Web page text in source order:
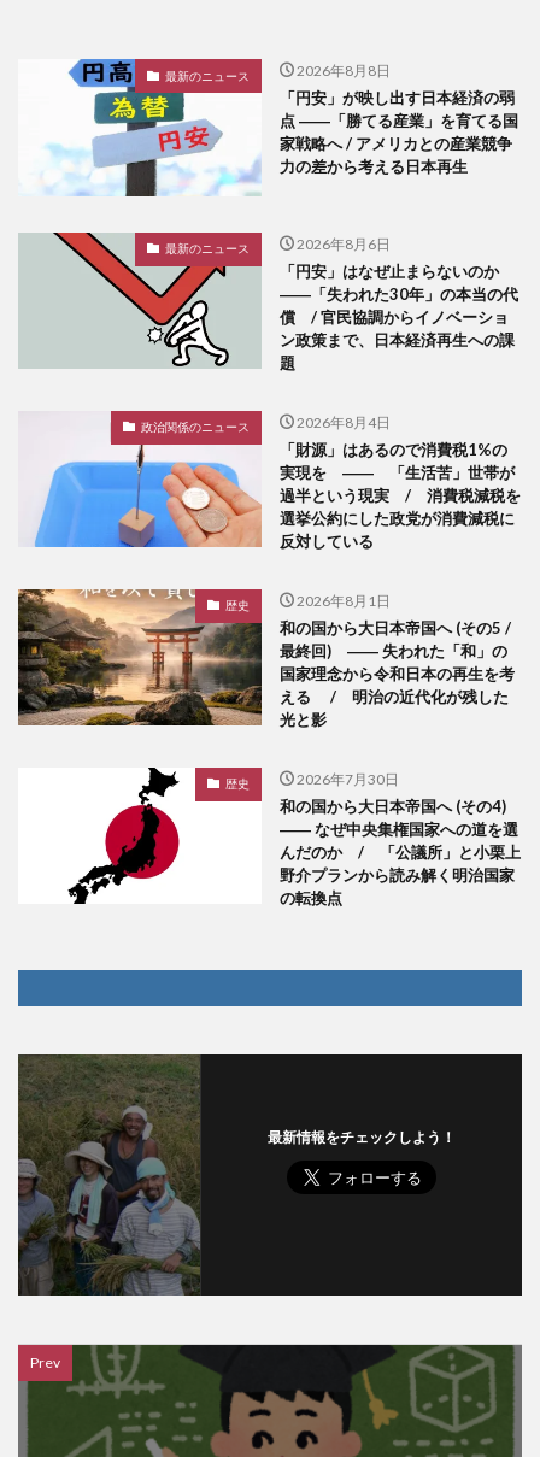
最新のニュース 2026年8月8日
「円安」が映し出す日本経済の弱
点 ――「勝てる産業」を育てる国
家戦略へ / アメリカとの産業競争
力の差から考える日本再生
最新のニュース 2026年8月6日
「円安」はなぜ止まらないのか
――「失われた30年」の本当の代
償 / 官民協調からイノベーショ
ン政策まで、日本経済再生への課
題
政治関係のニュース 2026年8月4日
「財源」はあるので消費税1%の
実現を ―― 「生活苦」世帯が
過半という現実 / 消費税減税を
選挙公約にした政党が消費減税に
反対している
歴史 2026年8月1日
和の国から大日本帝国へ (その5 /
最終回) ―― 失われた「和」の
国家理念から令和日本の再生を考
える / 明治の近代化が残した
光と影
歴史 2026年7月30日
和の国から大日本帝国へ (その4)
―― なぜ中央集権国家への道を選
んだのか / 「公議所」と小栗上
野介プランから読み解く明治国家
の転換点
最新情報をチェックしよう！
Prev